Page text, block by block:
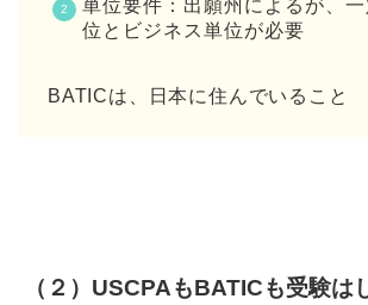
単位要件：出願州によるが、
位とビジネス単位が必要
BATICは、日本に住んでいること
（２）USCPAもBATICも受験は